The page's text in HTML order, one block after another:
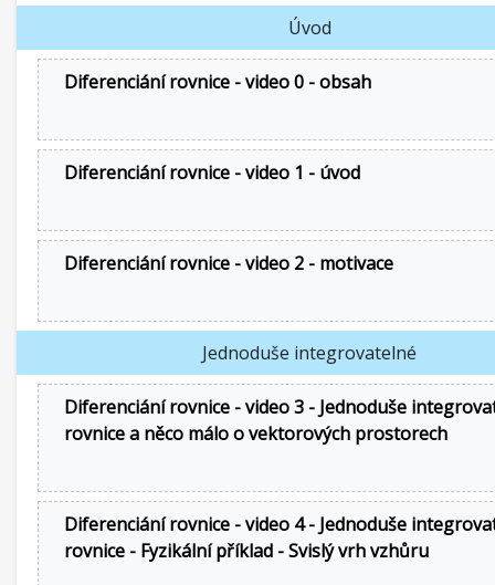
Úvod
Diferenciání rovnice - video 0 - obsah
Diferenciání rovnice - video 1 - úvod
Diferenciání rovnice - video 2 - motivace
Jednoduše integrovatelné
Diferenciání rovnice - video 3 - Jednoduše
rovnice a něco málo o vektorových prostorech
Diferenciání rovnice - video 4 - Jednoduše
rovnice - Fyzikální příklad - Svislý vrh vzhůru